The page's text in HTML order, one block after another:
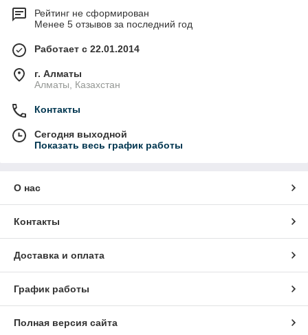
Рейтинг не сформирован
Менее 5 отзывов за последний год
Работает с 22.01.2014
г. Алматы
Алматы, Казахстан
Контакты
Сегодня выходной
Показать весь график работы
О нас
Контакты
Доставка и оплата
График работы
Полная версия сайта